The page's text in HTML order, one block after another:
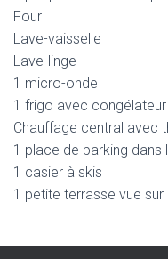
Four
Lave-vaisselle
Lave-linge
1 micro-onde
1 frigo avec congélateur
Chauffage central avec
1 place de parking
1 casier à skis
1 petite terrasse vue